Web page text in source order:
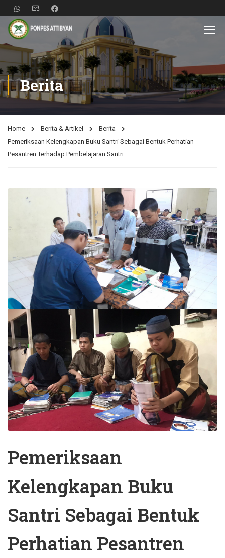
Berita
Home Berita & Artikel
Berita
Pemeriksaan Kelengkapan Buku Santri Sebagai Bentuk Perhatian
Pesantren Terhadap Pembelajaran Santri
Pemeriksaan
Kelengkapan Buku
Santri Sebagai Bentuk
Perhatian Pesantren